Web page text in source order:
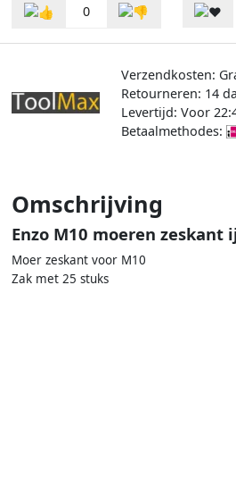
0
Verzendkosten:
Retourneren: 14
Levertijd: Voor
Betaalmethodes:
Omschrijving
Enzo M10 moeren zeskant
Moer zeskant voor M10
Zak met 25 stuks